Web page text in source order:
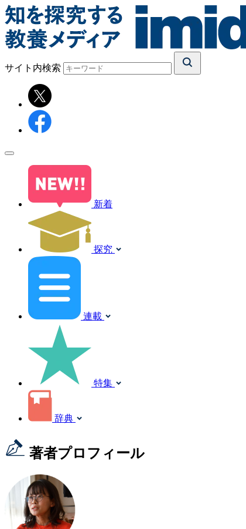
サイト内検索
新着
探究
連載
特集
辞典
著者プロフィール